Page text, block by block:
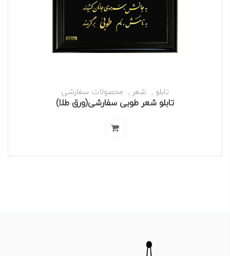
تابلو شعر محصولات سفارشی
تابلو شعر طوبی سفارشی(ورق طلا)